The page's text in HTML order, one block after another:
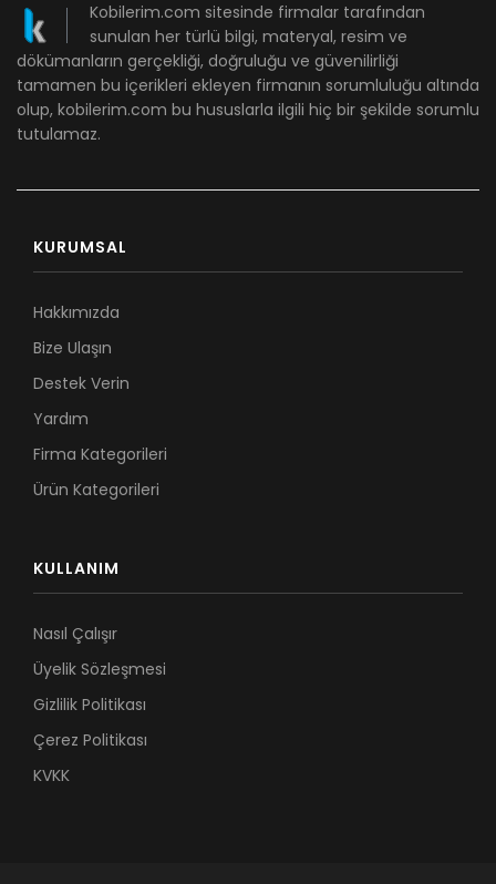
Kobilerim.com sitesinde firmalar tarafından
sunulan her türlü bilgi, materyal, resim ve
dökümanların gerçekliği, doğruluğu ve güvenilirliği
tamamen bu içerikleri ekleyen firmanın sorumluluğu altında
olup, kobilerim.com bu hususlarla ilgili hiç bir şekilde sorumlu
tutulamaz.
KURUMSAL
Hakkımızda
Bize Ulaşın
Destek Verin
Yardım
Firma Kategorileri
Ürün Kategorileri
KULLANIM
Nasıl Çalışır
Üyelik Sözleşmesi
Gizlilik Politikası
Çerez Politikası
KVKK